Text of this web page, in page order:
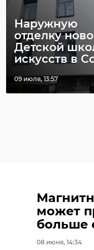
Наружную
отделку
Детской
искусств в
09 июля, 13:57
может
больше
08 июня, 14:34